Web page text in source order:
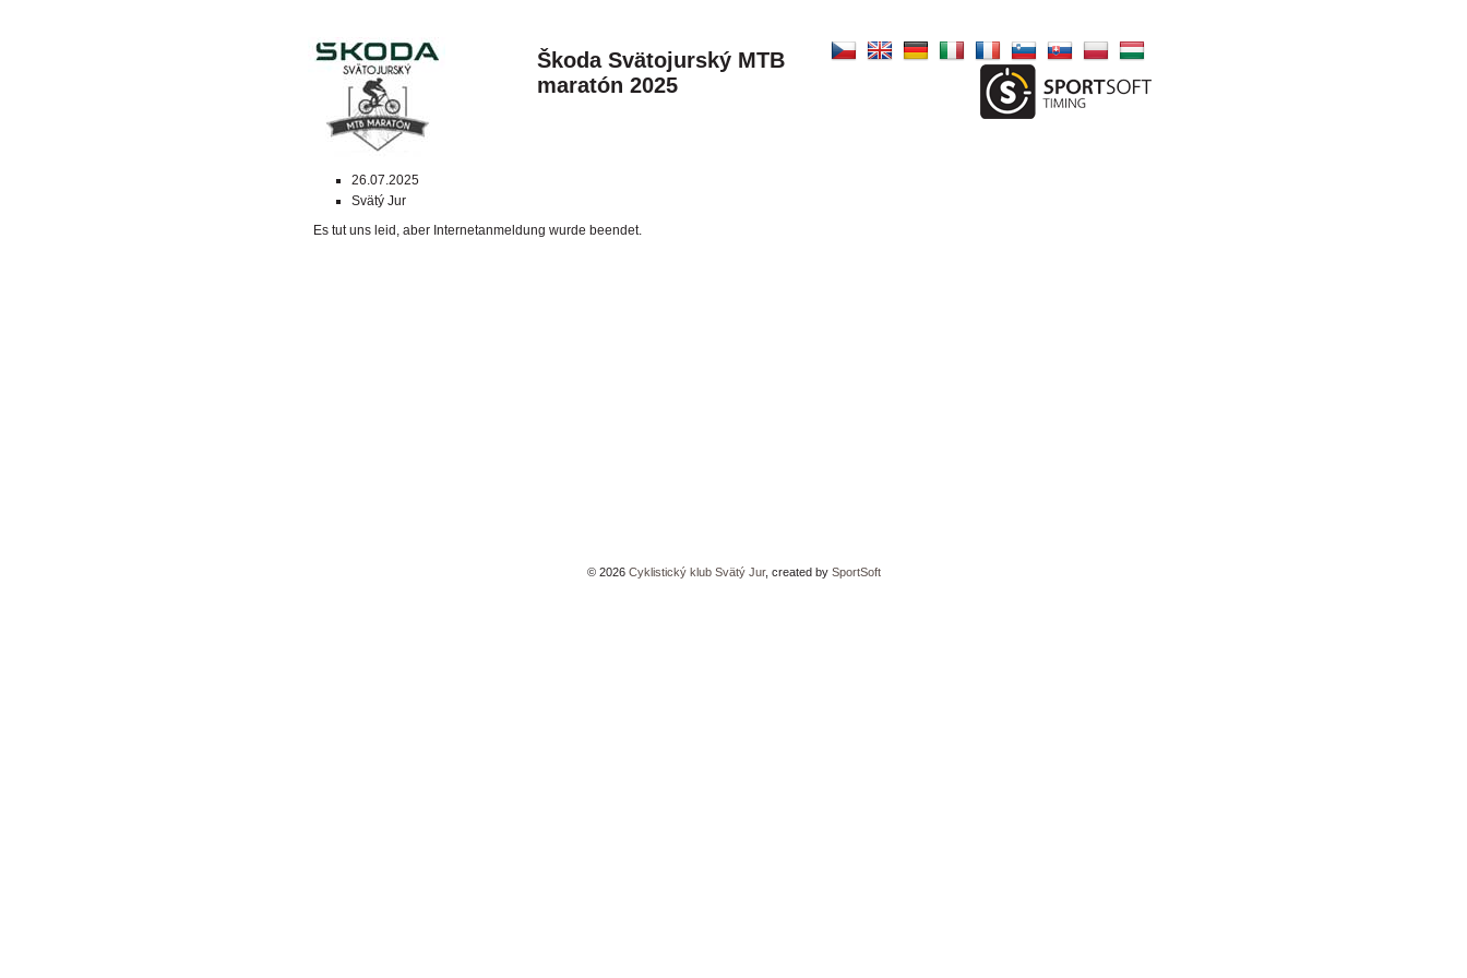
Škoda Svätojurský MTB
maratón 2025
26.07.2025
Svätý Jur
Es tut uns leid, aber Internetanmeldung wurde beendet.
© 2026 Cyklistický klub Svätý Jur, created by SportSoft